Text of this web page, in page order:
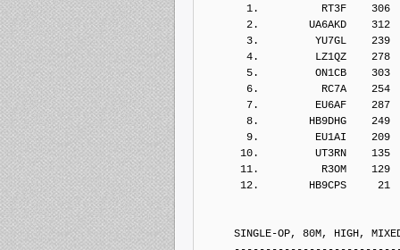
1.          RT3F    306
2.        UA6AKD    312
3.         YU7GL    239
4.         LZ1QZ    278
5.         ON1CB    303
6.          RC7A    254
7.         EU6AF    287
8.        HB9DHG    249
9.         EU1AI    209
10.         UT3RN    135
11.          R3OM    129
12.        HB9CPS     21
SINGLE-OP, 80M, HIGH,